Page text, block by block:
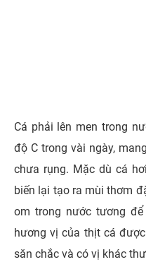
Cá phải lên men trong
độ C trong vài ngày,
chưa rụng. Mặc dù cá
biến lại tạo ra mùi thơm
om trong nước tương
hương vị của thịt cá
săn chắc và có vị khác